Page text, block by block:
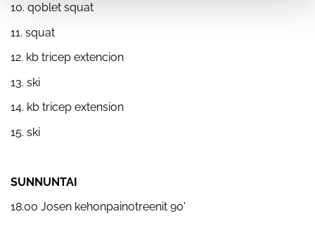
10. qoblet squat
11. squat
12. kb tricep extencion
13. ski
14. kb tricep extension
15. ski
SUNNUNTAI
18.00 Josen kehonpainotreenit 90'